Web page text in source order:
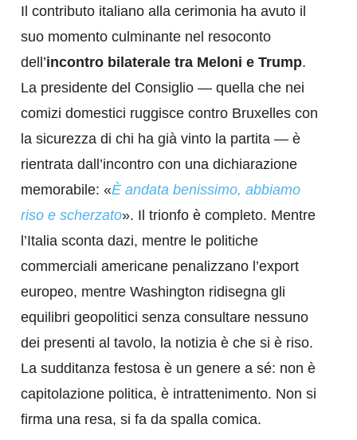
Il contributo italiano alla cerimonia ha avuto il
suo momento culminante nel resoconto
dell’incontro bilaterale tra Meloni e Trump.
La presidente del Consiglio — quella che nei
comizi domestici ruggisce contro Bruxelles con
la sicurezza di chi ha già vinto la partita — è
rientrata dall’incontro con una dichiarazione
memorabile: «È andata benissimo, abbiamo
riso e scherzato». Il trionfo è completo. Mentre
l’Italia sconta dazi, mentre le politiche
commerciali americane penalizzano l’export
europeo, mentre Washington ridisegna gli
equilibri geopolitici senza consultare nessuno
dei presenti al tavolo, la notizia è che si è riso.
La sudditanza festosa è un genere a sé: non è
capitolazione politica, è intrattenimento. Non si
firma una resa, si fa da spalla comica.